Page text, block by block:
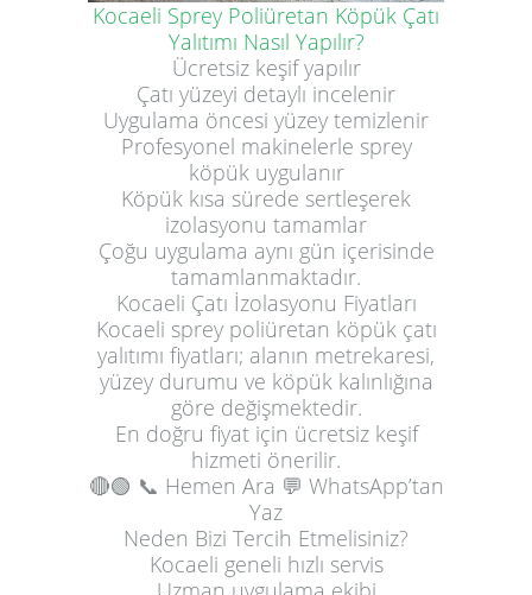
Kocaeli Sprey Poliüretan Köpük Çatı
Yalıtımı Nasıl Yapılır?
Ücretsiz keşif yapılır
Çatı yüzeyi detaylı incelenir
Uygulama öncesi yüzey temizlenir
Profesyonel makinelerle sprey
köpük uygulanır
Köpük kısa sürede sertleşerek
izolasyonu tamamlar
Çoğu uygulama aynı gün içerisinde
tamamlanmaktadır.
Kocaeli Çatı İzolasyonu Fiyatları
Kocaeli sprey poliüretan köpük çatı
yalıtımı fiyatları; alanın metrekaresi,
yüzey durumu ve köpük kalınlığına
göre değişmektedir.
En doğru fiyat için ücretsiz keşif
hizmeti önerilir.
🔴🟢 📞 Hemen Ara 💬 WhatsApp’tan
Yaz
Neden Bizi Tercih Etmelisiniz?
Kocaeli geneli hızlı servis